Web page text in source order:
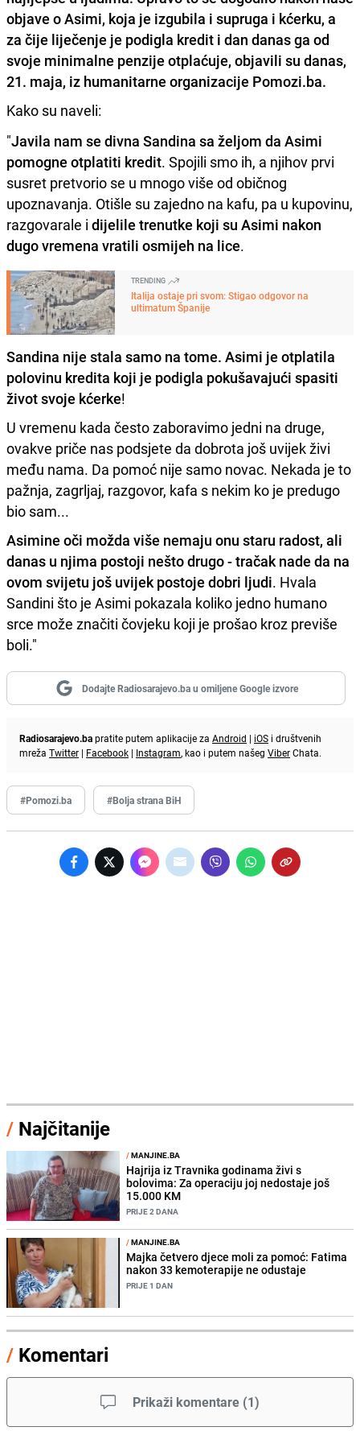
objave o Asimi, koja je izgubila i supruga i kćerku, a
za čije liječenje je podigla kredit i dan danas ga od
svoje minimalne penzije otplaćuje, objavili su danas,
21. maja, iz humanitarne organizacije Pomozi.ba.
Kako su naveli:
"Javila nam se divna Sandina sa željom da Asimi
pomogne otplatiti kredit. Spojili smo ih, a njihov prvi
susret pretvorio se u mnogo više od običnog
upoznavanja. Otišle su zajedno na kafu, pa u kupovinu,
razgovarale i dijelile trenutke koji su Asimi nakon
dugo vremena vratili osmijeh na lice.
TRENDING
Italija ostaje pri svom: Stigao odgovor na
ultimatum Španije
Sandina nije stala samo na tome. Asimi je otplatila
polovinu kredita koji je podigla pokušavajući spasiti
život svoje kćerke!
U vremenu kada često zaboravimo jedni na druge,
ovakve priče nas podsjete da dobrota još uvijek živi
među nama. Da pomoć nije samo novac. Nekada je to
pažnja, zagrljaj, razgovor, kafa s nekim ko je predugo
bio sam...
Asimine oči možda više nemaju onu staru radost, ali
danas u njima postoji nešto drugo - tračak nade da na
ovom svijetu još uvijek postoje dobri ljudi. Hvala
Sandini što je Asimi pokazala koliko jedno humano
srce može značiti čovjeku koji je prošao kroz previše
boli."
Dodajte Radiosarajevo.ba u omiljene Google izvore
Radiosarajevo.bapratite putem aplikacije za Android | iOS i društvenih
mreža Twitter | Facebook | Instagram, kao i putem našeg ViberChata.
#Pomozi.ba #Bolja strana BiH
/ Najčitanije
/MANJINE.BA
Hajrija iz Travnika godinama živi s
bolovima: Za operaciju joj nedostaje još
15.000 KM
PRIJE 2 DANA
/MANJINE.BA
Majka četvero djece moli za pomoć: Fatima
nakon 33 kemoterapije ne odustaje
PRIJE 1 DAN
/ Komentari
Prikaži komentare (1)